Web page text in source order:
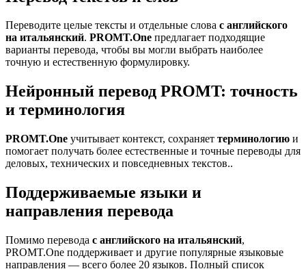
Переводите целые тексты и отдельные слова с английского
на итальянский. PROMT.One предлагает подходящие
варианты перевода, чтобы вы могли выбрать наиболее
точную и естественную формулировку.
Нейронный перевод PROMT: точность
и терминология
PROMT.One учитывает контекст, сохраняет терминологию и
помогает получать более естественные и точные переводы для
деловых, технических и повседневных текстов..
Поддерживаемые языки и
направления перевода
Помимо перевода с английского на итальянский,
PROMT.One поддерживает и другие популярные языковые
направления — всего более 20 языков. Полный список